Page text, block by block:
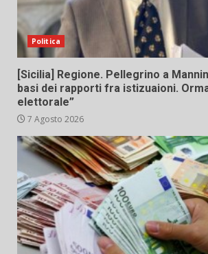
Politica
[Sicilia] Regione. Pellegrino a
basi dei rapporti fra istizuaioni.
elettorale”
7 Agosto 2026